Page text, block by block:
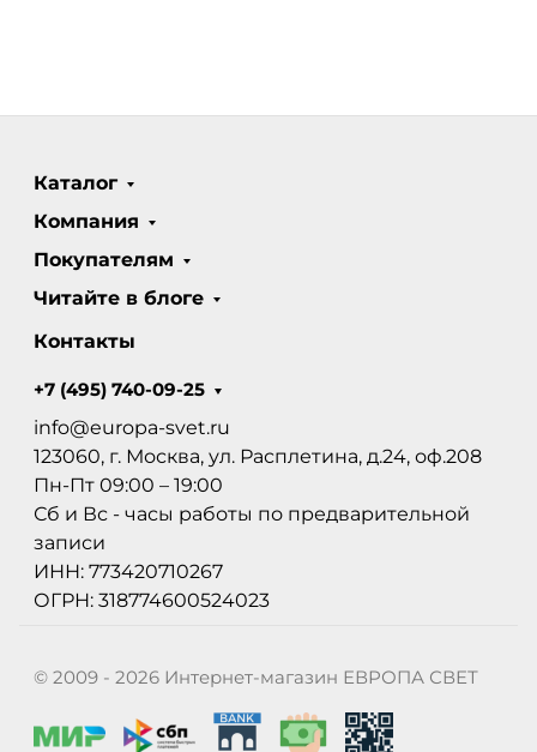
Каталог
Компания
Покупателям
Читайте в блоге
Контакты
+7 (495) 740-09-25
info@europa-svet.ru
123060, г. Москва, ул. Расплетина, д.24, оф.208
Пн-Пт 09:00 – 19:00
Сб и Вс - часы работы по предварительной
записи
ИНН: 773420710267
ОГРН: 318774600524023
© 2009 - 2026 Интернет-магазин ЕВРОПА СВЕТ